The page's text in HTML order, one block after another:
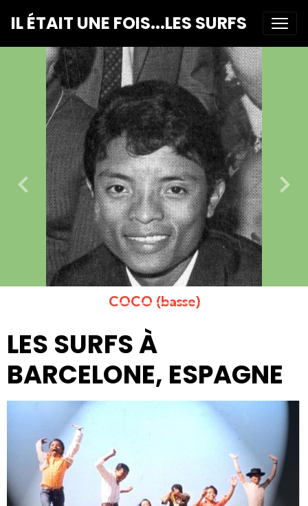
IL ÉTAIT UNE FOIS...LES SURFS
COCO (basse)
LES SURFS À
BARCELONE, ESPAGNE